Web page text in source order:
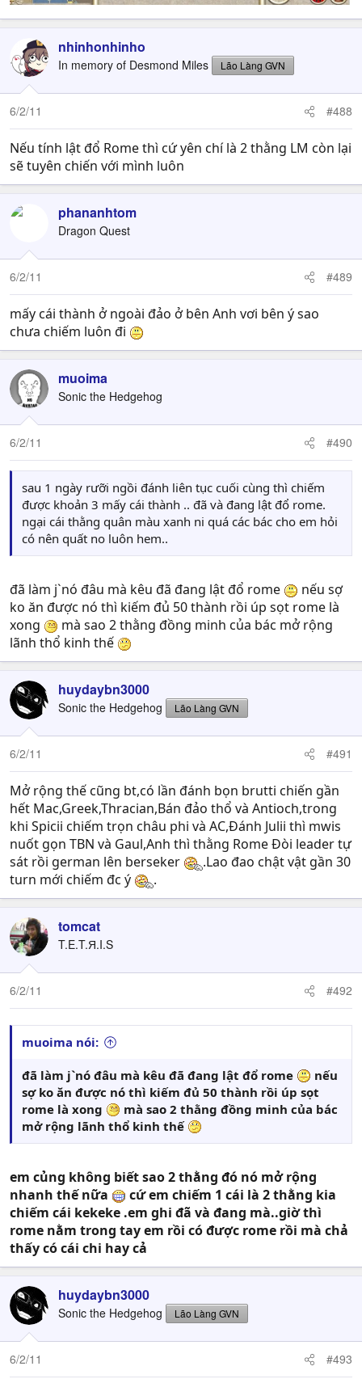
nhinhonhinho
In memory of Desmond Miles Lão Làng GVN
6/2/11 #488
Nếu tính lật đổ Rome thì cứ yên chí là 2 thằng LM còn lại
sẽ tuyên chiến với mình luôn
phananhtom
Dragon Quest
6/2/11 #489
mấy cái thành ở ngoài đảo ở bên Anh vơi bên ý sao
chưa chiếm luôn đi
muoima
Sonic the Hedgehog
6/2/11 #490
sau 1 ngày rưỡi ngồi đánh liên tục cuối cùng thì chiếm
được khoản 3 mấy cái thành .. đã và đang lật đổ rome.
ngại cái thằng quân màu xanh ni quá các bác cho em hỏi
có nên quất no luôn hem..
đã làm j`nó đâu mà kêu đã đang lật đổ rome
nếu sợ
ko ăn được nó thì kiếm đủ 50 thành rồi úp sọt rome là
xong
mà sao 2 thằng đồng minh của bác mở rộng
lãnh thổ kinh thế
huydaybn3000
Sonic the Hedgehog Lão Làng GVN
6/2/11 #491
Mở rộng thế cũng bt,có lần đánh bọn brutti chiến gần
hết Mac,Greek,Thracian,Bán đảo thổ và Antioch,trong
khi Spicii chiếm trọn châu phi và AC,Đánh Julii thì mwis
nuốt gọn TBN và Gaul,Anh thì thằng Rome Đòi leader tự
sát rồi german lên berseker
.Lao đao chật vật gần 30
turn mới chiếm đc ý
.
tomcat
T.E.T.Я.I.S
6/2/11 #492
muoima nói:
đã làm j`nó đâu mà kêu đã đang lật đổ rome
nếu
sợ ko ăn được nó thì kiếm đủ 50 thành rồi úp sọt
rome là xong
mà sao 2 thằng đồng minh của bác
mở rộng lãnh thổ kinh thế
em củng không biết sao 2 thằng đó nó mở rộng
nhanh thế nữa
cứ em chiếm 1 cái là 2 thằng kia
chiếm cái kekeke .em ghi đã và đang mà..giờ thì
rome nằm trong tay em rồi có được rome rồi mà chả
thấy có cái chi hay cả
huydaybn3000
Sonic the Hedgehog Lão Làng GVN
6/2/11 #493